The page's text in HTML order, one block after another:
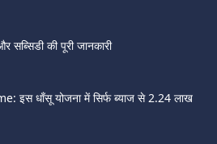
की पूरी जानकारी
इस धाँसू योजना में सिर्फ ब्याज से 2.24 लाख